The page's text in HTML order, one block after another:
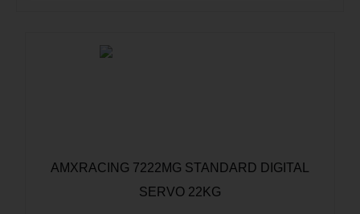
AMXRACING 7222MG STANDARD DIGITAL
SERVO 22KG